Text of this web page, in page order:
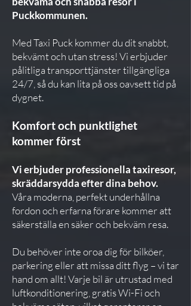
Puckkommunen.
Med Taxi Puck kommer du dit snabbt,
bekvämt och utan stress! Vi erbjuder
pålitliga transporttjänster tillgängliga
24/7, så du kan lita på oss oavsett tid på
dygnet.
Komfort och punktlighet
kommer först
Vi erbjuder professionella taxiresor,
skräddarsydda efter dina behov.
Våra moderna, perfekt underhållna
fordon och erfarna förare kommer att
säkerställa en säker och bekväm resa.
Du behöver inte oroa dig för bilköer,
parkering eller att missa ditt flyg – vi tar
hand om allt! Varje bil är utrustad med
luftkonditionering, gratis Wi-Fi och